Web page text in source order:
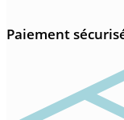
Paiement